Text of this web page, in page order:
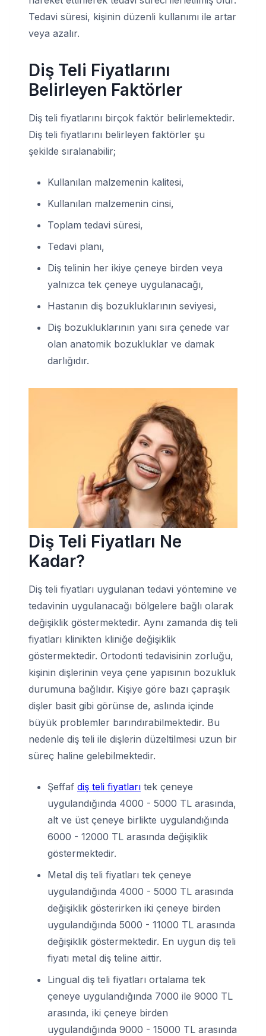
Tedavi süresi, kişinin düzenli kullanımı ile artar
veya azalır.
Diş Teli Fiyatlarını
Belirleyen Faktörler
Diş teli fiyatlarını birçok faktör belirlemektedir.
Diş teli fiyatlarını belirleyen faktörler şu
şekilde sıralanabilir;
Kullanılan malzemenin kalitesi,
Kullanılan malzemenin cinsi,
Toplam tedavi süresi,
Tedavi planı,
Diş telinin her ikiye çeneye birden veya
yalnızca tek çeneye uygulanacağı,
Hastanın diş bozukluklarının seviyesi,
Diş bozukluklarının yanı sıra çenede var
olan anatomik bozukluklar ve damak
darlığıdır.
Diş Teli Fiyatları Ne
Kadar?
Diş teli fiyatları uygulanan tedavi yöntemine ve
tedavinin uygulanacağı bölgelere bağlı olarak
değişiklik göstermektedir. Aynı zamanda diş teli
fiyatları klinikten kliniğe değişiklik
göstermektedir. Ortodonti tedavisinin zorluğu,
kişinin dişlerinin veya çene yapısının bozukluk
durumuna bağlıdır. Kişiye göre bazı çapraşık
dişler basit gibi görünse de, aslında içinde
büyük problemler barındırabilmektedir. Bu
nedenle diş teli ile dişlerin düzeltilmesi uzun bir
süreç haline gelebilmektedir.
Şeffaf diş teli fiyatları tek çeneye
uygulandığında 4000 - 5000 TL arasında,
alt ve üst çeneye birlikte uygulandığında
6000 - 12000 TL arasında değişiklik
göstermektedir.
Metal diş teli fiyatları tek çeneye
uygulandığında 4000 - 5000 TL arasında
değişiklik gösterirken iki çeneye birden
uygulandığında 5000 - 11000 TL arasında
değişiklik göstermektedir. En uygun diş teli
fiyatı metal diş teline aittir.
Lingual diş teli fiyatları ortalama tek
çeneye uygulandığında 7000 ile 9000 TL
arasında, iki çeneye birden
uygulandığında 9000 - 15000 TL arasında